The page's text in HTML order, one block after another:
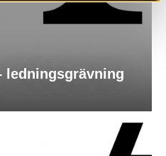
ledningsgrävning